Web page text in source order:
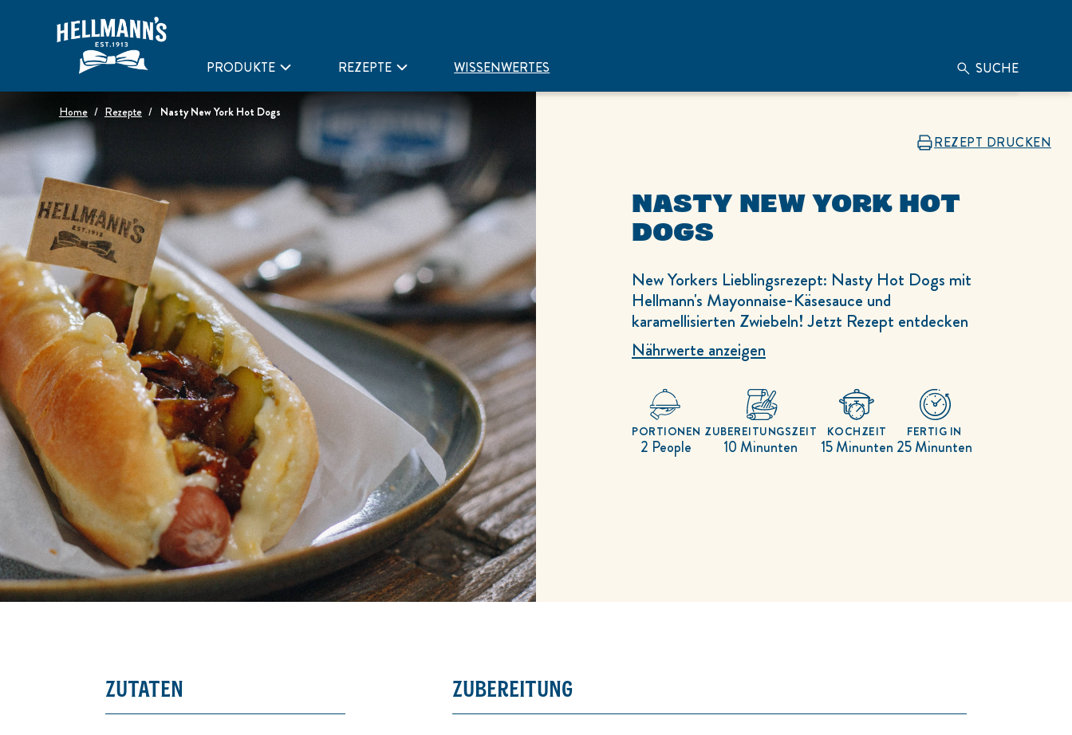
PRODUKTE REZEPTE WISSENWERTES SUCHE
Home Rezepte Nasty New York Hot Dogs
REZEPT DRUCKEN
NASTY NEW YORK HOT
DOGS
New Yorkers Lieblingsrezept: Nasty Hot Dogs mit
Hellmann's Mayonnaise-Käsesauce und
karamellisierten Zwiebeln! Jetzt Rezept entdecken
Nährwerte anzeigen
2 People
PORTIONEN
10 Minunten
ZUBEREITUNGSZEIT
15 Minunten
KOCHZEIT
25 Minunten
FERTIG IN
ZUTATEN ZUBEREITUNG